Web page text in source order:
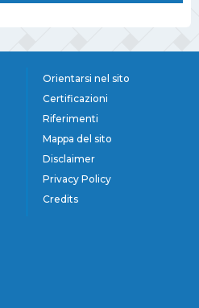
Orientarsi nel sito
Certificazioni
Riferimenti
Mappa del sito
Disclaimer
Privacy Policy
Credits